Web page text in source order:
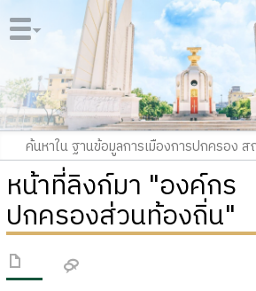
หน้าที่ลิงก์มา "องค์กร
ปกครองส่วนท้องถิ่น"